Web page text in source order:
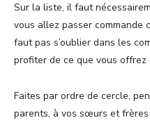
Sur la liste, il faut
vous allez passer commande
faut pas s’oublier dans les
profiter de ce que vous offrez
Faites par ordre de cercle,
parents, à vos sœurs et